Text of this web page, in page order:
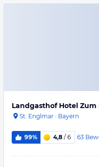
Landgasthof Hotel Zum
St. Englmar · Bayern
99% 4,8 / 6 63